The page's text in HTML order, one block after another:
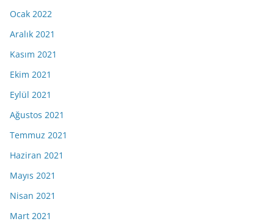
Ocak 2022
Aralık 2021
Kasım 2021
Ekim 2021
Eylül 2021
Ağustos 2021
Temmuz 2021
Haziran 2021
Mayıs 2021
Nisan 2021
Mart 2021